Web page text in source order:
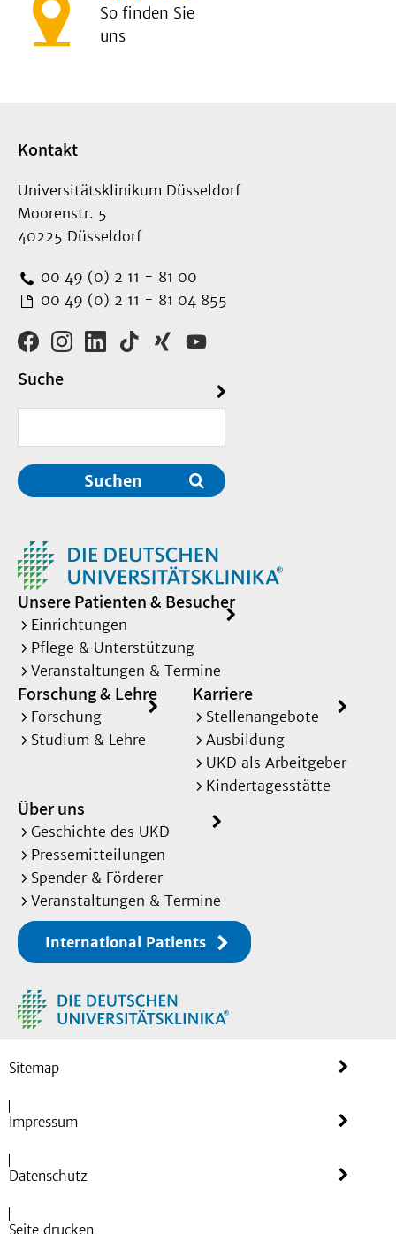
So finden Sie
uns
Kontakt
Universitätsklinikum Düsseldorf
Moorenstr. 5
40225 Düsseldorf
00 49 (0) 2 11 - 81 00
00 49 (0) 2 11 - 81 04 855
Suche
Suchen
Unsere Patienten & Besucher
Einrichtungen
Pflege & Unterstützung
Veranstaltungen & Termine
Forschung & Lehre
Forschung
Studium & Lehre
Karriere
Stellenangebote
Ausbildung
UKD als Arbeitgeber
Kindertagesstätte
Über uns
Geschichte des UKD
Pressemitteilungen
Spender & Förderer
Veranstaltungen & Termine
International Patients
Sitemap
Impressum
Datenschutz
Seite drucken